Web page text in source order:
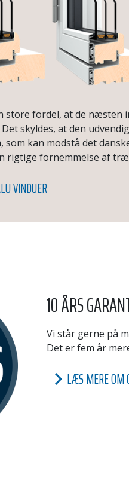
store fordel, at de næsten
skyldes, at den
kan modstå det
rigtige fornemmelse af
VINDUER
10 ÅRS
Vi står gerne på
Det er fem år
LÆS MERE OM